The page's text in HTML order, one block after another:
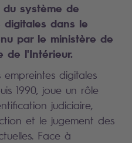
système de
dans le
par le ministère de
de l'Intérieur.
digitales
1990, joue un rôle
judiciaire,
et le jugement des
Face à